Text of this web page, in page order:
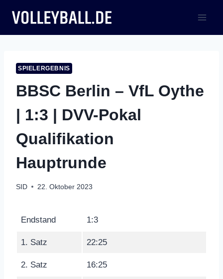
Inhalt
springen
SPIELERGEBNIS
BBSC Berlin – VfL Oythe
| 1:3 | DVV-Pokal
Qualifikation
Hauptrunde
SID 22. Oktober 2023
Endstand 1:3
1. Satz 22:25
2. Satz 16:25